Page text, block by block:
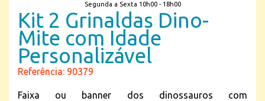
Segunda a Sexta 10h00 - 18h00
Kit 2 Grinaldas Dino-
Mite com Idade
Personalizável
Referência: 90379
Faixa ou banner dos dinossauros com